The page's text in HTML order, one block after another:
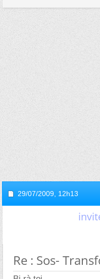
29/07/2009, 12h13
Re : Sos-